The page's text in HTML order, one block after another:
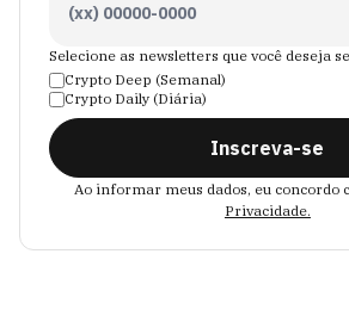
Selecione as newsletters que você deseja
Crypto Deep (Semanal)
Crypto Daily (Diária)
Inscreva-se
Ao informar meus dados, eu concordo
Privacidade.